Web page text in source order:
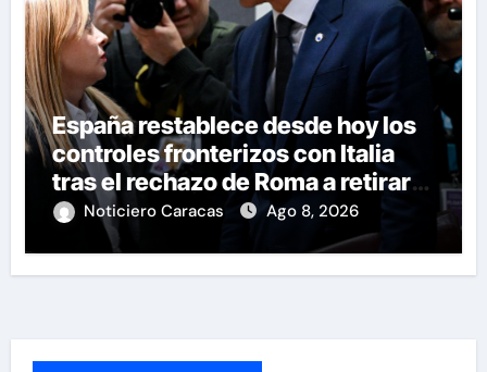
España restablece desde hoy los
controles fronterizos con Italia
tras el rechazo de Roma a retirar
las restricciones
Noticiero Caracas Ago 8, 2026